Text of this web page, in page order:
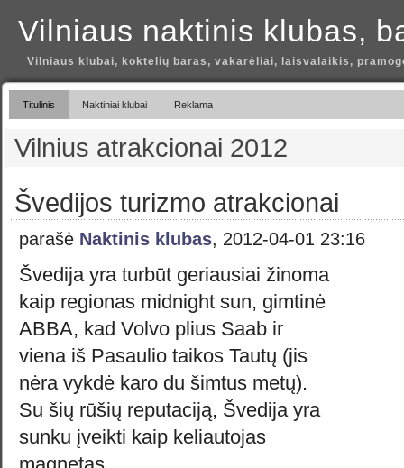
Vilniaus naktinis klubas,
Vilniaus klubai, koktelių baras, vakarėliai, laisvalaikis,
Titulinis Naktiniai klubai Reklama
Vilnius atrakcionai 2012
Švedijos turizmo atrakcionai
parašė Naktinis klubas, 2012-04-01 23:16
Švedija yra turbūt geriausiai žinoma
kaip regionas midnight sun, gimtinė
ABBA, kad Volvo plius Saab ir
viena iš Pasaulio taikos Tautų (jis
nėra vykdė karo du šimtus metų).
Su šių rūšių reputaciją, Švedija yra
sunku įveikti kaip keliautojas